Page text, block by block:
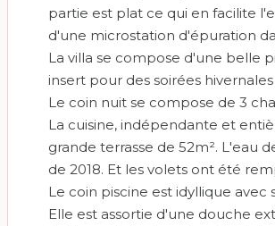
partie est plat ce qui en facilite
d'une microstation d'épuration
La villa se compose d'une belle
insert pour des soirées
Le coin nuit se compose de 3
La cuisine, indépendante et
grande terrasse de 52m². L'eau
de 2018. Et les volets ont été
Le coin piscine est idyllique
Elle est assortie d'une douche